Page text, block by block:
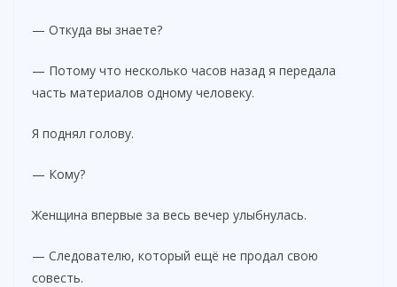
— Откуда вы знаете?
— Потому что несколько часов назад я передала
часть материалов одному человеку.
Я поднял голову.
— Кому?
Женщина впервые за весь вечер улыбнулась.
— Следователю, который ещё не продал свою
совесть.